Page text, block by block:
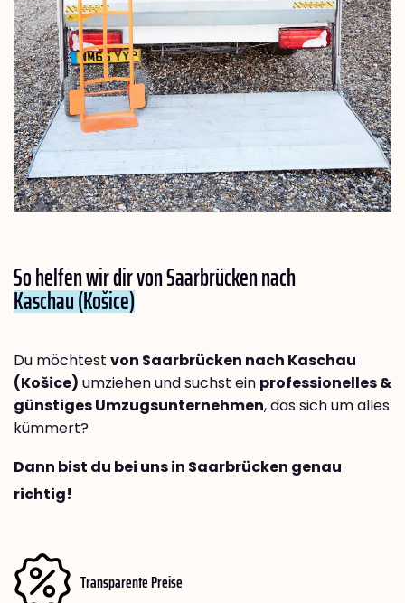
So helfen wir dir von Saarbrücken nach
Kaschau (Košice)
Du möchtest von Saarbrücken nach Kaschau
(Košice) umziehen und suchst ein professionelles &
günstiges Umzugsunternehmen, das sich um alles
kümmert?
Dann bist du bei uns in Saarbrücken genau
richtig!
Transparente Preise